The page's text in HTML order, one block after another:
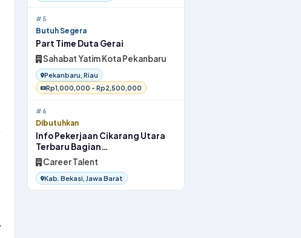
#5
Butuh Segera
Part Time Duta Gerai
Sahabat Yatim Kota Pekanbaru
Pekanbaru, Riau
Rp1,000,000 - Rp2,500,000
#6
Dibutuhkan
Info Pekerjaan Cikarang Utara
Terbaru Bagian
OperatorProduksi 2026
Career Talent
Kab. Bekasi, Jawa Barat